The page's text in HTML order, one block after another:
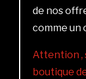
de nos
comme un
Attention ,
boutique